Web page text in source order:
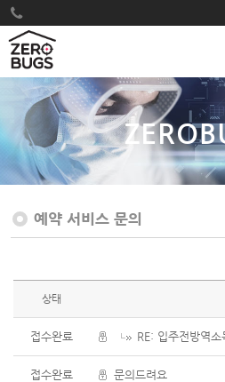
예약 서비스 문의
상태
접수완료 RE: 입주전방역소
접수완료 문의드려요